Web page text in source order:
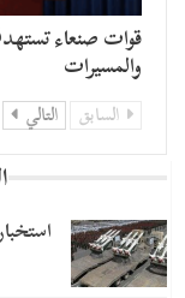
قوات صنعاء
والمسيرات
السابق التالي